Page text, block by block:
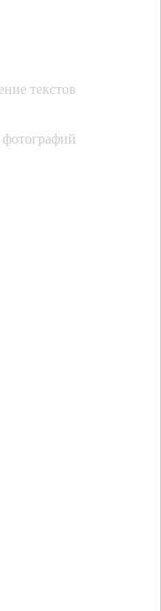
текстов